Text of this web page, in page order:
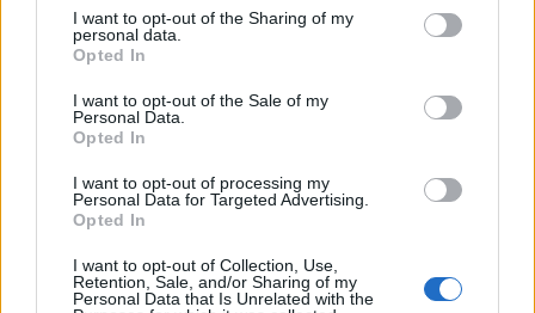
I want to opt-out of the Sharing of my
personal data.
Opted In
I want to opt-out of the Sale of my
Personal Data.
Opted In
I want to opt-out of processing my
Personal Data for Targeted Advertising.
Opted In
I want to opt-out of Collection, Use,
Retention, Sale, and/or Sharing of my
Personal Data that Is Unrelated with the
REICHENBERGER DÁNIEL| 2023. április 1. 16:01
Bukhatja ezt a plusz juttatást több millió
magyar nyugdíjas: ez fájni fog, sok pénzről
csúsznak le
az, ha az inflációs várakozások nem teljesülnek.
PÉNZCENTRUM| 2023. március 31. 10:14
Nagyon rossz hírt kaptak a magyar